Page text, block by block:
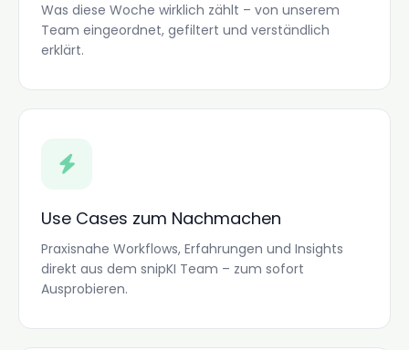
Was diese Woche wirklich zählt – von unserem
Team eingeordnet, gefiltert und verständlich
erklärt.
Use Cases zum Nachmachen
Praxisnahe Workflows, Erfahrungen und Insights
direkt aus dem snipKI Team – zum sofort
Ausprobieren.